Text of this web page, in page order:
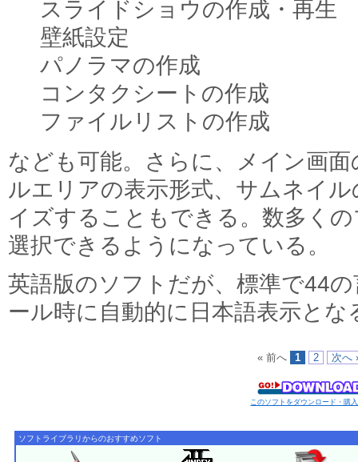
スライドショウの作成・再生
壁紙設定
パノラマの作成
コンタクシートの作成
ファイルリストの作成
なども可能。さらに、メイン画
ルエリアの表示形式、サムネイ
イズすることもできる。数多く
選択できるようになっている。
英語版のソフトだが、標準で44
ール時に自動的に日本語表示とな
« 前へ 1 2 次へ
このソフトをダウンロード・購
ソフトライブラリからのおすすめソフト